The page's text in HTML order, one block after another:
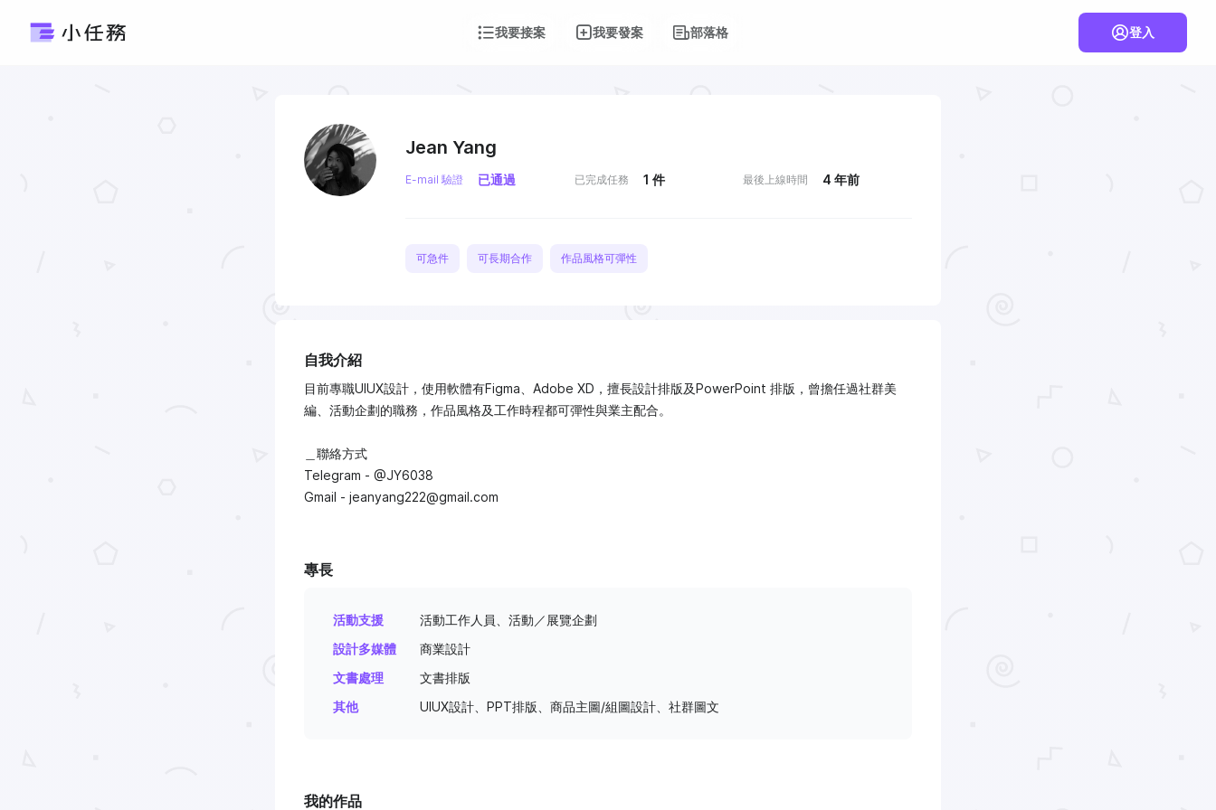
我要接案 我要發案 部落格 登入
Jean Yang
E-mail 驗證 已通過 已完成任務 1 件 最後上線時間 4 年前
可急件 可長期合作 作品風格可彈性
自我介紹
目前專職UIUX設計，使用軟體有Figma、Adobe XD，擅長設計排版及PowerPoint 排版，曾擔任過社群美
編、活動企劃的職務，作品風格及工作時程都可彈性與業主配合。
＿聯絡方式
Telegram - @JY6038
Gmail - jeanyang222@gmail.com
專長
活動支援
活動工作人員、活動／展覽企劃
設計多媒體
商業設計
文書處理
文書排版
其他
UIUX設計、PPT排版、商品主圖/組圖設計、社群圖文
我的作品